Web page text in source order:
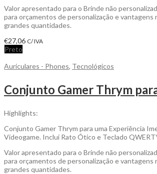
Valor apresentado para o Brinde não
para orçamentos de personalização e vantagens
grandes quantidades.
€27,06 C/ IVA
Preto
Auriculares - Phones, Tecnológicos
Highlights:
Conjunto Gamer Thrym para uma Experiência
Videogame. Inclui Rato Ótico e Teclado
Valor apresentado para o Brinde não
para orçamentos de personalização e vantagens
grandes quantidades.